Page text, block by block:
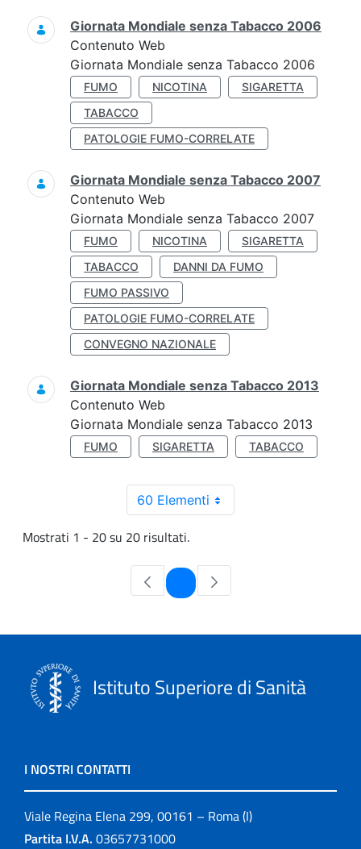
Giornata Mondiale senza Tabacco 2006
Contenuto Web
Giornata Mondiale senza Tabacco 2006
FUMO NICOTINA
SIGARETTA
TABACCO
PATOLOGIE FUMO-CORRELATE
Giornata Mondiale senza Tabacco 2007
Contenuto Web
Giornata Mondiale senza Tabacco 2007
FUMO NICOTINA
SIGARETTA
TABACCO
DANNI DA FUMO
FUMO PASSIVO
PATOLOGIE FUMO-CORRELATE
CONVEGNO NAZIONALE
Giornata Mondiale senza Tabacco 2013
Contenuto Web
Giornata Mondiale senza Tabacco 2013
FUMO SIGARETTA TABACCO
60 Elementi
Mostrati 1 - 20 su 20 risultati.
Pagina
Istituto Superiore di Sanità
I NOSTRI CONTATTI
Viale Regina Elena 299, 00161 – Roma (I)
Partita I.V.A. 03657731000